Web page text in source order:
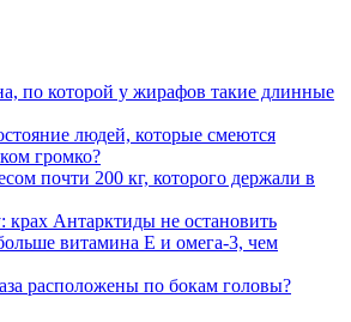
по которой у жирафов такие длинные
людей, которые смеются
громко?
почти 200 кг, которого держали в
крах Антарктиды не остановить
витамина Е и омега-3, чем
расположены по бокам головы?